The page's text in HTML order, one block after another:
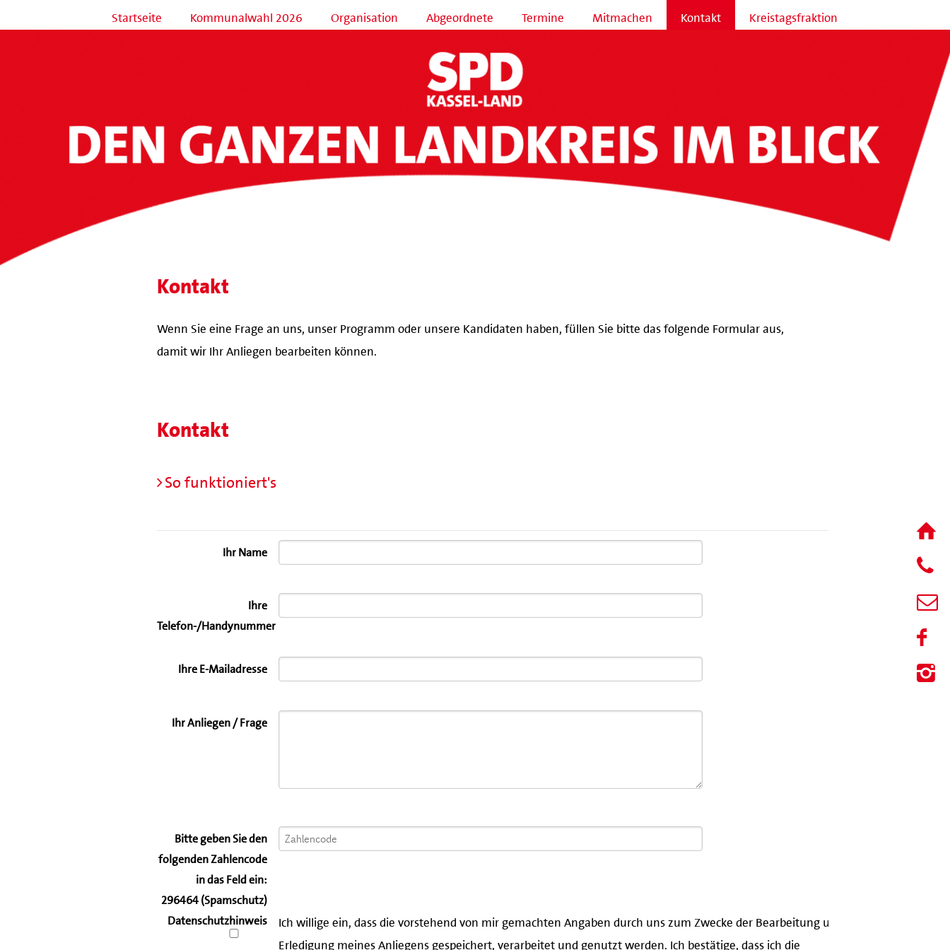
Startseite Kommunalwahl 2026 Organisation Abgeordnete Termine Mitmachen Kontakt Kreistagsfraktion
Kontakt
Wenn Sie eine Frage an uns, unser Programm oder unsere Kandidaten haben, füllen Sie bitte das folgende Formular aus,
damit wir Ihr Anliegen bearbeiten können.
Kontakt
So funktioniert's
Ihr Name
Ihre
Telefon-/Handynummer
Ihre E-Mailadresse
Ihr Anliegen / Frage
Bitte geben Sie den
folgenden Zahlencode
in das Feld ein:
296464 (Spamschutz)
Datenschutzhinweis Ich willige ein, dass die vorstehend von mir gemachten Angaben durch uns zum Zwecke der Bearbeitung und
Erledigung meines Anliegens gespeichert, verarbeitet und genutzt werden. Ich bestätige, dass ich die